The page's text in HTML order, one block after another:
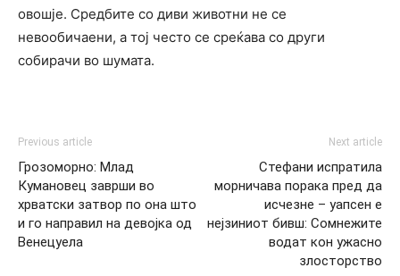
овошје. Средбите со диви животни не се
невообичаени, а тој често се среќава со други
собирачи во шумата.
Previous article
Грозоморно: Млад
Кумановец заврши во
хрватски затвор по она што
и го направил на девојка од
Венецуела
Next article
Стефани испратила
морничава порака пред да
исчезне – уапсен е
нејзиниот бивш: Сомнежите
водат кон ужасно
злосторство